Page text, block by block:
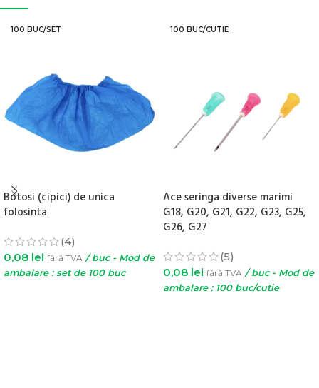
100 BUC/SET
Botosi (cipici) de unica
folosinta
(4)
0,08 lei fără TVA / buc - Mod de
ambalare : set de 100 buc
100 BUC/CUTIE
Ace seringa diverse marimi
G18, G20, G21, G22, G23, G25,
G26, G27
(5)
0,08 lei fără TVA / buc - Mod de
ambalare : 100 buc/cutie